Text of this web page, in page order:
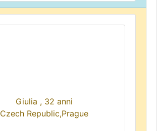
Giulia , 32 anni
Czech Republic,Prague